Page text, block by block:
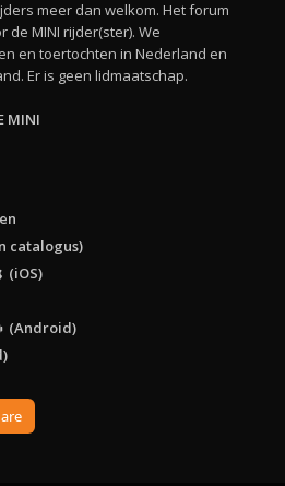
meer dan welkom. Het forum
MINI rijder(ster). We
en toertochten in Nederland en
Er is geen lidmaatschap.
MINI
catalogus)
(iOS)
(Android)